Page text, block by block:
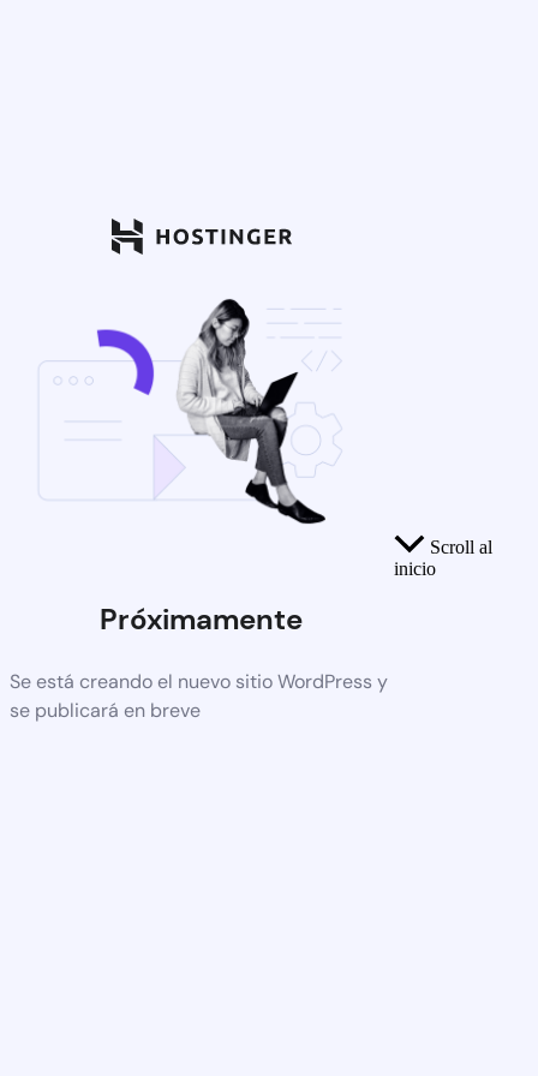
Próximamente
Se está creando el nuevo sitio WordPress y
se publicará en breve
Scroll al
inicio